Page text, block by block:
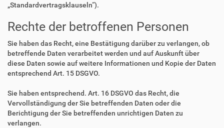
„Standardvertragsklauseln“).
Rechte der betroffenen Personen
Sie haben das Recht, eine Bestätigung darüber zu verlangen, ob
betreffende Daten verarbeitet werden und auf Auskunft über
diese Daten sowie auf weitere Informationen und Kopie der Daten
entsprechend Art. 15 DSGVO.
Sie haben entsprechend. Art. 16 DSGVO das Recht, die
Vervollständigung der Sie betreffenden Daten oder die
Berichtigung der Sie betreffenden unrichtigen Daten zu
verlangen.